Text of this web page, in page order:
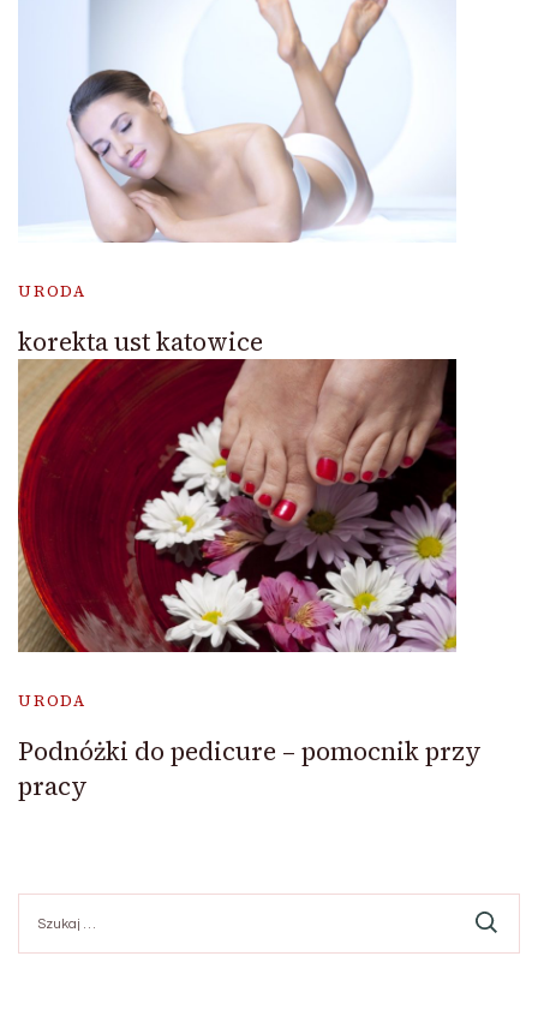
URODA
korekta ust katowice
URODA
Podnóżki do pedicure – pomocnik przy
pracy